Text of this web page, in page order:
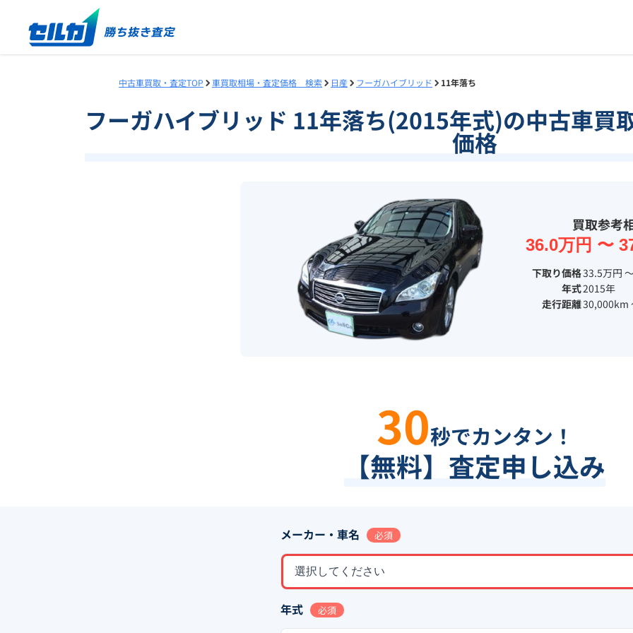
中古車買取・査定TOP 車買取相場・査定価格 検索 日産 フーガハイブリッド 11年落ち
フーガハイブリッド 11年落ち(2015年式)の中古車買
価格
買取参考
36.0万円 〜
下取り価格33.5万円
年式2015年
走行距離30,000km
30秒でカンタン！
【無料】査定申し込み
メーカー・車名 必須
選択してください
年式 必須